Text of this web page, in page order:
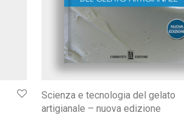
Scienza e tecnologia del gelato
artigianale – nuova edizione